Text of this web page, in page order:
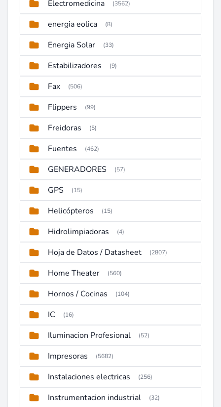
Electromedicina (3562)
energia eolica (8)
Energia Solar (33)
Estabilizadores (9)
Fax (506)
Flippers (99)
Freidoras (5)
Fuentes (462)
GENERADORES (57)
GPS (15)
Helicópteros (15)
Hidrolimpiadoras (4)
Hoja de Datos / Datasheet (2807)
Home Theater (560)
Hornos / Cocinas (104)
IC (16)
Iluminacion Profesional (52)
Impresoras (5682)
Instalaciones electricas (256)
Instrumentacion industrial (32)